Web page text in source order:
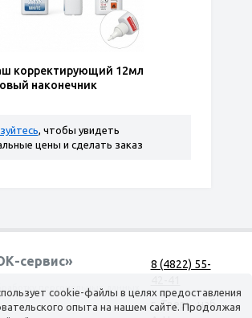
корректирующий 12мл
наконечник
, чтобы увидеть
цены и сделать заказ
сервис»
персональных данных
8 (4822) 55-
г. Тверь, наб.
cookie-файлы в целях предоставления
опыта на нашем сайте. Продолжая